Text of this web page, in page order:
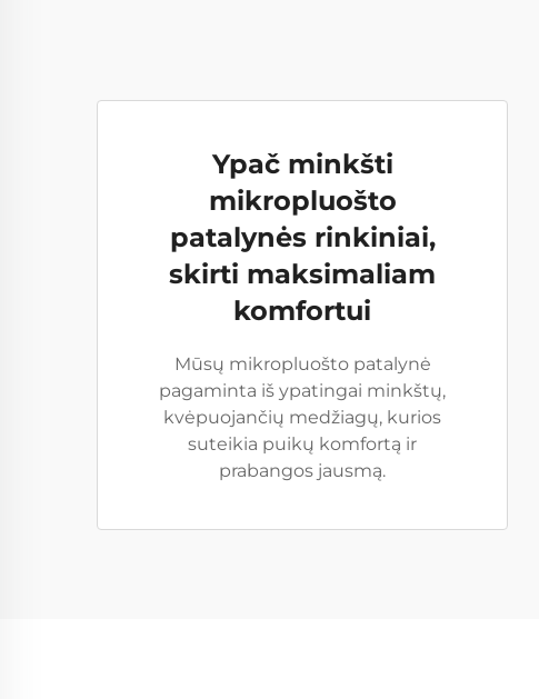
Ypač minkšti
mikropluošto
patalynės rinkiniai,
skirti maksimaliam
komfortui
Mūsų mikropluošto patalynė
pagaminta iš ypatingai minkštų,
kvėpuojančių medžiagų, kurios
suteikia puikų komfortą ir
prabangos jausmą.